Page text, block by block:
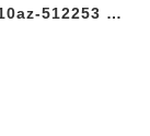
512253 花